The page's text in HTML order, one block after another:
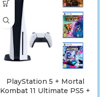
PlayStation 5 + Mortal
Kombat 11 Ultimate PS5 +